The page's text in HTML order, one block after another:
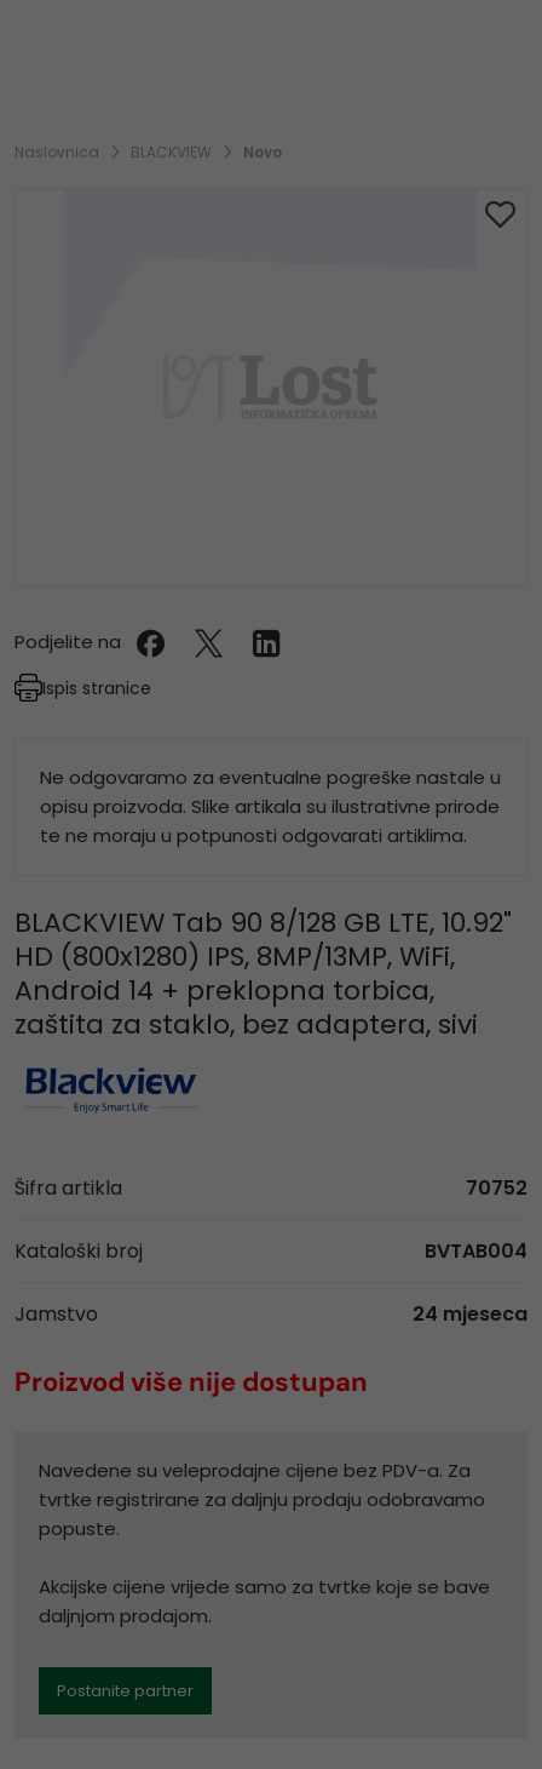
Naslovnica BLACKVIEW Novo
Podjelite na
Ispis stranice
Ne odgovaramo za eventualne pogreške nastale u
opisu proizvoda. Slike artikala su ilustrativne prirode
te ne moraju u potpunosti odgovarati artiklima.
BLACKVIEW Tab 90 8/128 GB LTE, 10.92"
HD (800x1280) IPS, 8MP/13MP, WiFi,
Android 14 + preklopna torbica,
zaštita za staklo, bez adaptera, sivi
Šifra artikla 70752
Kataloški broj BVTAB004
Jamstvo 24 mjeseca
Proizvod više nije dostupan
Navedene su veleprodajne cijene bez PDV-a. Za
tvrtke registrirane za daljnju prodaju odobravamo
popuste.
Akcijske cijene vrijede samo za tvrtke koje se bave
daljnjom prodajom.
Postanite partner